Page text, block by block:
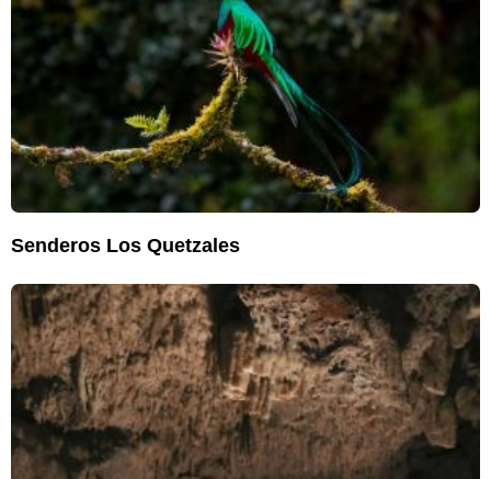
Senderos Los Quetzales